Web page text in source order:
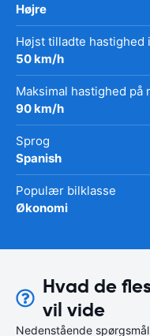
Højre
Højst tilladte hastighed
50 km/h
Maksimal hastighed på
90 km/h
Sprog
Spanish
Populær bilklasse
Økonomi
Hvad de
vil vide
Nedenstående